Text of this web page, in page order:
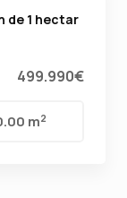
de 1 hectar
499.990€
m2